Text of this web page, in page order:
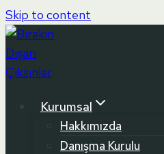
Skip to content
Kurumsal
Hakkımızda
Danışma Kurulu